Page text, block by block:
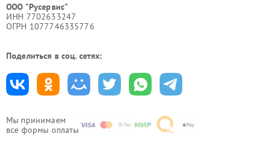
Мы принимаем
все формы оплаты
ООО "Русервис"
ИНН 7702633247
ОГРН 1077746335776
Поделиться в соц. сетях: